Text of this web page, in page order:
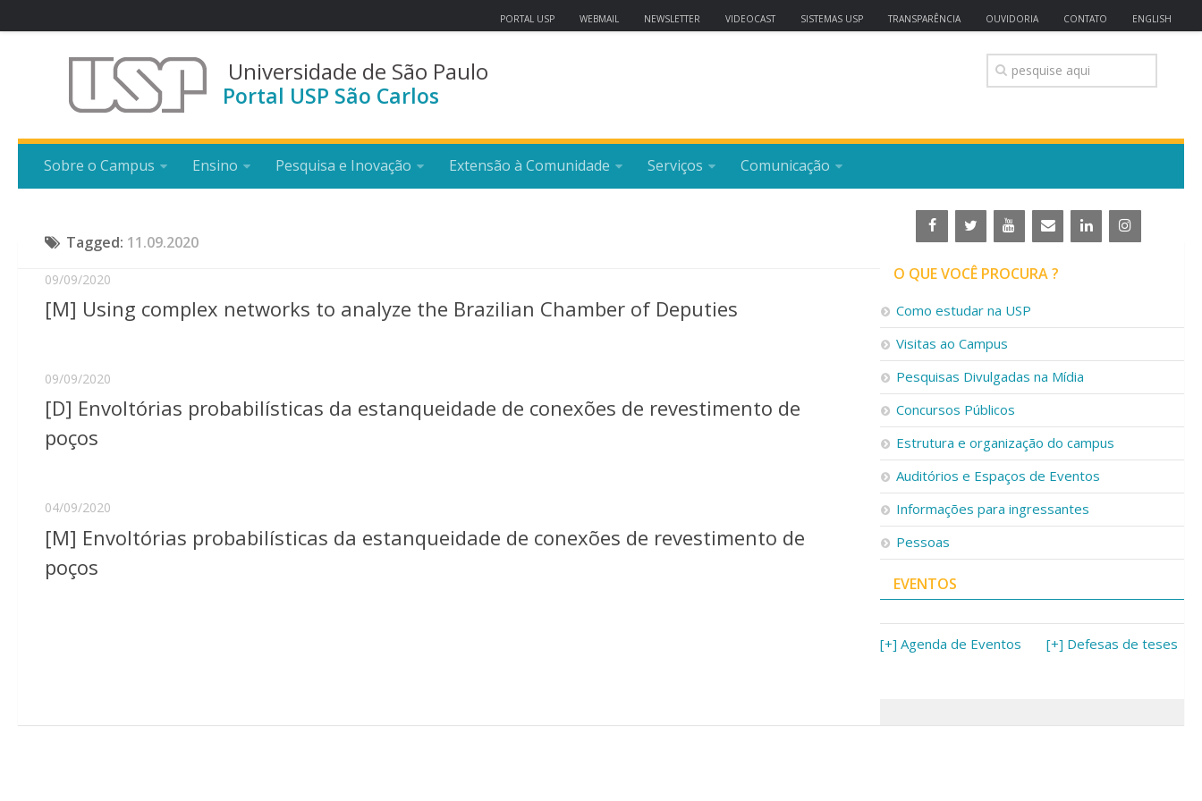
PORTAL USP WEBMAIL NEWSLETTER VIDEOCAST SISTEMAS USP TRANSPARÊNCIA OUVIDORIA CONTATO ENGLISH
Universidade de São Paulo
Portal USP São Carlos
Sobre o Campus Ensino Pesquisa e Inovação Extensão à Comunidade Serviços Comunicação
Tagged: 11.09.2020
09/09/2020
[M] Using complex networks to analyze the Brazilian Chamber of Deputies
09/09/2020
[D] Envoltórias probabilísticas da estanqueidade de conexões de revestimento de
poços
04/09/2020
[M] Envoltórias probabilísticas da estanqueidade de conexões de revestimento de
poços
O QUE VOCÊ PROCURA ?
Como estudar na USP
Visitas ao Campus
Pesquisas Divulgadas na Mídia
Concursos Públicos
Estrutura e organização do campus
Auditórios e Espaços de Eventos
Informações para ingressantes
Pessoas
EVENTOS
[+] Agenda de Eventos [+] Defesas de teses